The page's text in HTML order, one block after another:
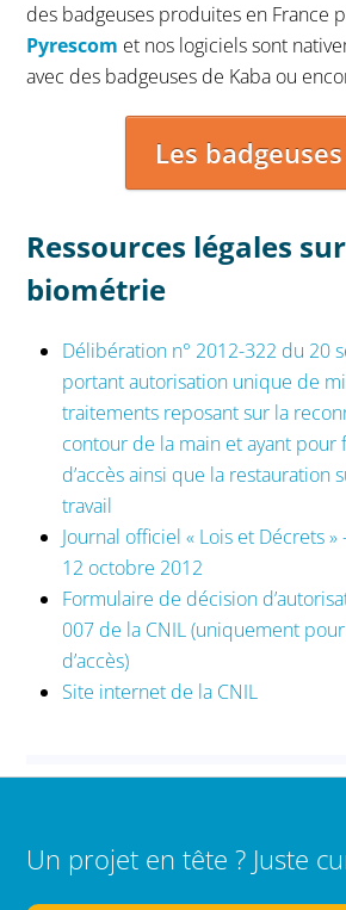
des badgeuses produites en France
Pyrescom et nos logiciels sont
avec des badgeuses de Kaba ou
Les
Ressources légales
biométrie
Délibération n° 2012-322 du 20
portant autorisation unique de
traitements reposant sur la
contour de la main et ayant pour
d’accès ainsi que la restauration
travail
Journal officiel « Lois et Décrets »
12 octobre 2012
Formulaire de décision
007 de la CNIL (uniquement
d’accès)
Site internet de la CNIL
Un projet en tête ? Juste